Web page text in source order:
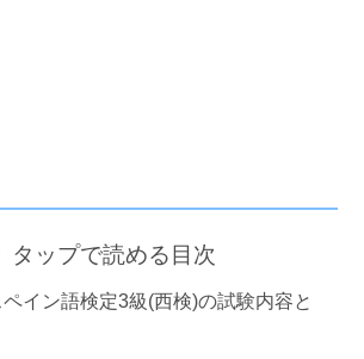
タップで読める目次
ペイン語検定3級(西検)の試験内容と